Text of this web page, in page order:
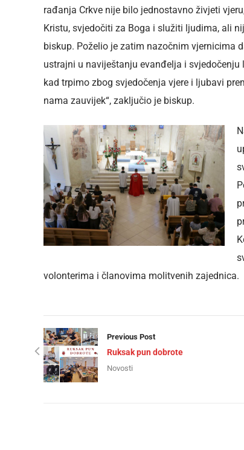
rađanja Crkve nije bilo jednostavno živjeti
Kristu, svjedočiti za Boga i služiti ljudima, ali
biskup. Poželio je zatim nazočnim vjernicima
ustrajni u naviještanju evanđelja i
kad trpimo zbog svjedočenja vjere i ljubavi
nama zauvijek“, zaključio je biskup.
volonterima i članovima molitvenih zajednica.
Previous Post
Ruksak pun dobrote
Novosti